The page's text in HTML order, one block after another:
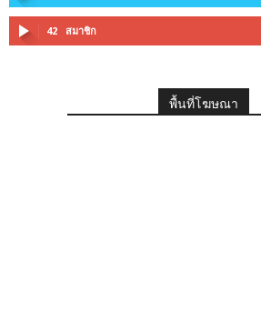
42 สมาชิก
พื้นที่โฆษณา